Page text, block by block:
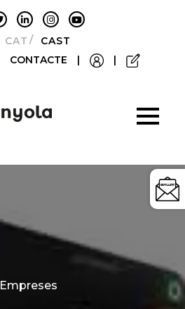
CATALÀCASTELLANO
CONTACTE | |
Categories
Empreses